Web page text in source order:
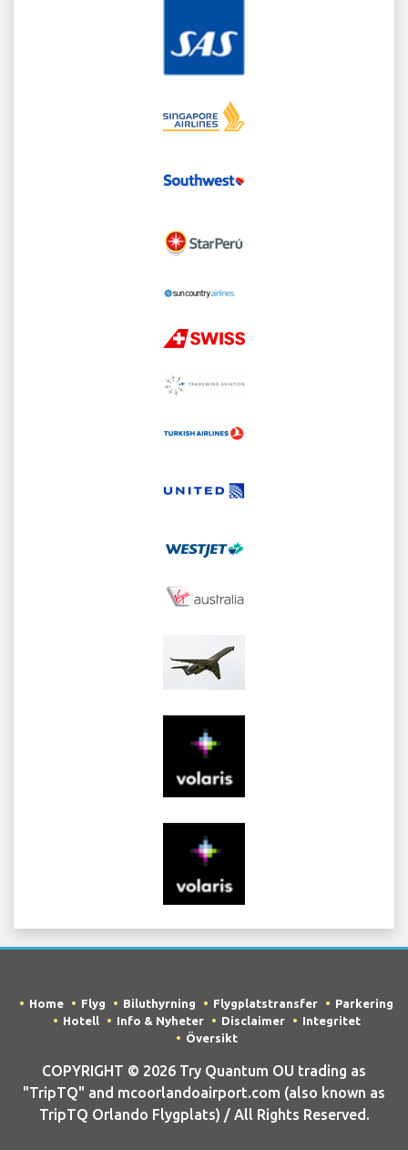
Home Flyg Biluthyrning Flygplatstransfer
Parkering
Hotell
Info & Nyheter Disclaimer
Integritet
Översikt
COPYRIGHT © 2026 Try Quantum OU trading as
"TripTQ" and mcoorlandoairport.com (also known as
TripTQ Orlando Flygplats) / All Rights Reserved.